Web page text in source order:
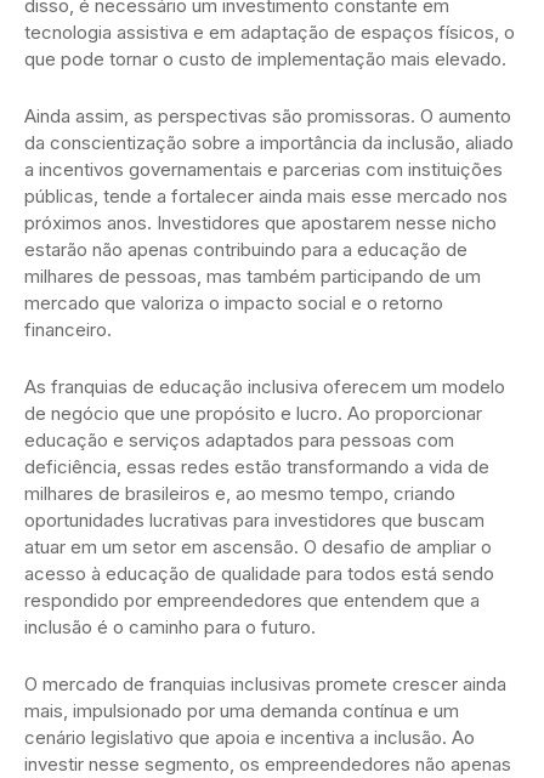
disso, é necessário um investimento constante em
tecnologia assistiva e em adaptação de espaços físicos, o
que pode tornar o custo de implementação mais elevado.
Ainda assim, as perspectivas são promissoras. O aumento
da conscientização sobre a importância da inclusão, aliado
a incentivos governamentais e parcerias com instituições
públicas, tende a fortalecer ainda mais esse mercado nos
próximos anos. Investidores que apostarem nesse nicho
estarão não apenas contribuindo para a educação de
milhares de pessoas, mas também participando de um
mercado que valoriza o impacto social e o retorno
financeiro.
As franquias de educação inclusiva oferecem um modelo
de negócio que une propósito e lucro. Ao proporcionar
educação e serviços adaptados para pessoas com
deficiência, essas redes estão transformando a vida de
milhares de brasileiros e, ao mesmo tempo, criando
oportunidades lucrativas para investidores que buscam
atuar em um setor em ascensão. O desafio de ampliar o
acesso à educação de qualidade para todos está sendo
respondido por empreendedores que entendem que a
inclusão é o caminho para o futuro.
O mercado de franquias inclusivas promete crescer ainda
mais, impulsionado por uma demanda contínua e um
cenário legislativo que apoia e incentiva a inclusão. Ao
investir nesse segmento, os empreendedores não apenas